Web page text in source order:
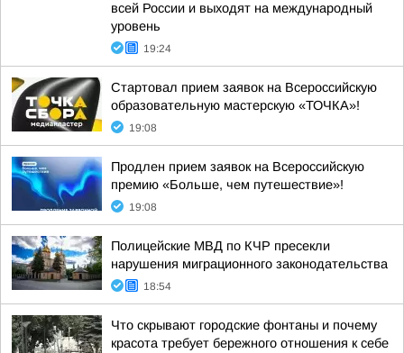
всей России и выходят на международный
уровень
19:24
Стартовал прием заявок на Всероссийскую
образовательную мастерскую «ТОЧКА»!
19:08
Продлен прием заявок на Всероссийскую
премию «Больше, чем путешествие»!
19:08
Полицейские МВД по КЧР пресекли
нарушения миграционного законодательства
18:54
Что скрывают городские фонтаны и почему
красота требует бережного отношения к себе